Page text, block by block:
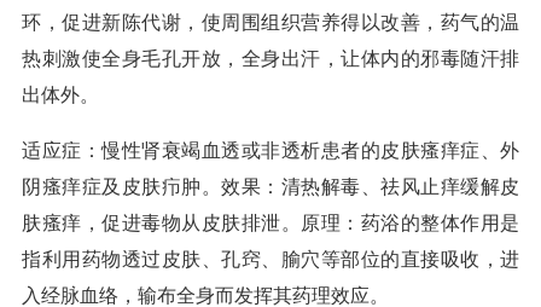
环，促进新陈代谢，使周围组织营养得以改善，药气的温
热刺激使全身毛孔开放，全身出汗，让体内的邪毒随汗排
出体外。
适应症：慢性肾衰竭血透或非透析患者的皮肤瘙痒症、外
阴瘙痒症及皮肤疖肿。效果：清热解毒、祛风止痒缓解皮
肤瘙痒，促进毒物从皮肤排泄。原理：药浴的整体作用是
指利用药物透过皮肤、孔窍、腧穴等部位的直接吸收，进
入经脉血络，输布全身而发挥其药理效应。